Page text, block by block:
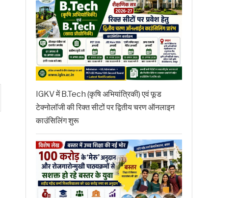
IGKV में B.Tech (कृषि अभियांत्रिकी) एवं फूड
टेक्नोलॉजी की रिक्त सीटों पर द्वितीय चरण ऑनलाइन
काउंसिलिंग शुरू